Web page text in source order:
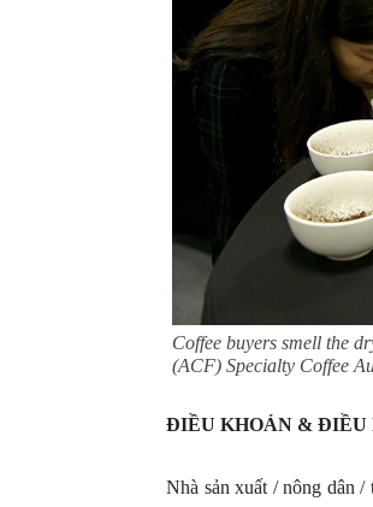
Coffee buyers smell the
(ACF) Specialty Coffee
ĐIỀU KHOẢN & ĐIỀU
Nhà sản xuất / nông dân /